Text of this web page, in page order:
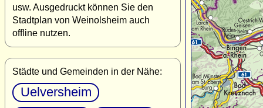
usw. Ausgedruckt können Sie den
Stadtplan von Weinolsheim auch
offline nutzen.
Städte und Gemeinden in der Nähe:
Uelversheim